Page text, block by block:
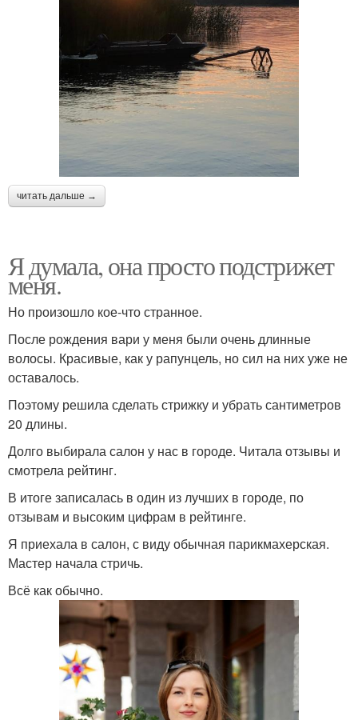
читать дальше →
Я думала, она просто подстрижет
меня.
Но произошло кое-что странное.
После рождения вари у меня были очень длинные
волосы. Красивые, как у рапунцель, но сил на них уже не
оставалось.
Поэтому решила сделать стрижку и убрать сантиметров
20 длины.
Долго выбирала салон у нас в городе. Читала отзывы и
смотрела рейтинг.
В итоге записалась в один из лучших в городе, по
отзывам и высоким цифрам в рейтинге.
Я приехала в салон, с виду обычная парикмахерская.
Мастер начала стричь.
Всё как обычно.